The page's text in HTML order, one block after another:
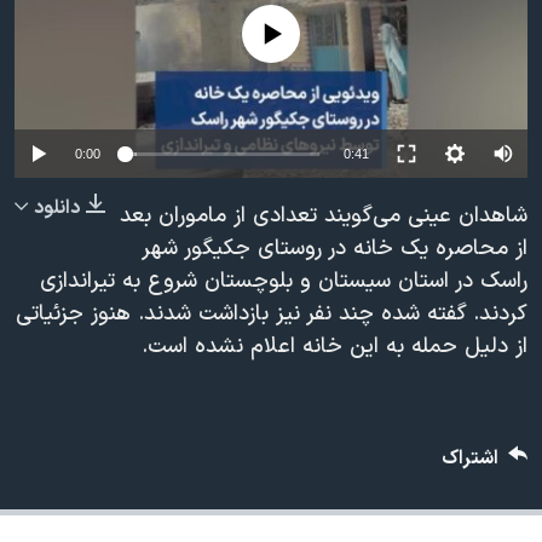
فرهنگ و زندگی
حقوق شهروندی
علم و فناوری
گالری عکس
آرشیو پخش زنده
انتخابات ریاست جمهوری آمریکا ۲۰۲۴
حمله جمهوری اسلامی به اسرائیل
رمز مهسا
اعتراضات زن، زندگی، آزادی
مجموعه مستندهای دادخواهی
تریبونال مردمی آبان ۹۸
قانون شفافیت دارائی کادر رهبری ایران
زبانهای مختلف
No media source currently available
0:00 0:41
دانلود
شاهدان عینی می‌گویند تعدادی از ماموران بعد
از محاصره یک خانه در روستای جکیگور شهر
راسک در استان سیستان و بلوچستان شروع به تیراندازی
کردند. گفته شده چند نفر نیز بازداشت شدند. هنوز جزئیاتی
از دلیل حمله به این خانه اعلام نشده است.
اشتراک